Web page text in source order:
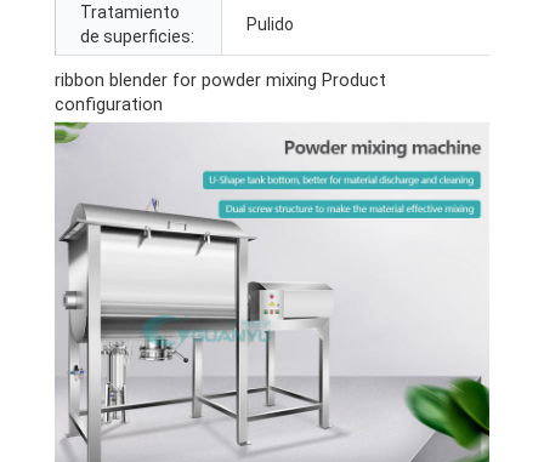
Tratamiento
de superficies:
Pulido
ribbon blender for powder mixing Product
configuration